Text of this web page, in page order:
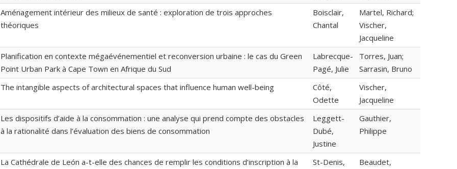
Aménagement intérieur des milieux de santé : exploration de trois approches
théoriques
Boisclair,
Chantal
Martel, Richard;
Vischer,
Jacqueline
Planification en contexte mégaévénementiel et reconversion urbaine : le cas du Green
Point Urban Park à Cape Town en Afrique du Sud
Labrecque-
Pagé, Julie
Torres, Juan;
Sarrasin, Bruno
The intangible aspects of architectural spaces that influence human well-being
Côté,
Odette
Vischer,
Jacqueline
Les dispositifs d’aide à la consommation : une analyse qui prend compte des obstacles
à la rationalité dans l’évaluation des biens de consommation
Leggett-
Dubé,
Justine
Gauthier,
Philippe
La Cathédrale de León a-t-elle des chances de remplir les conditions d’inscription à la
St-Denis,
Beaudet,